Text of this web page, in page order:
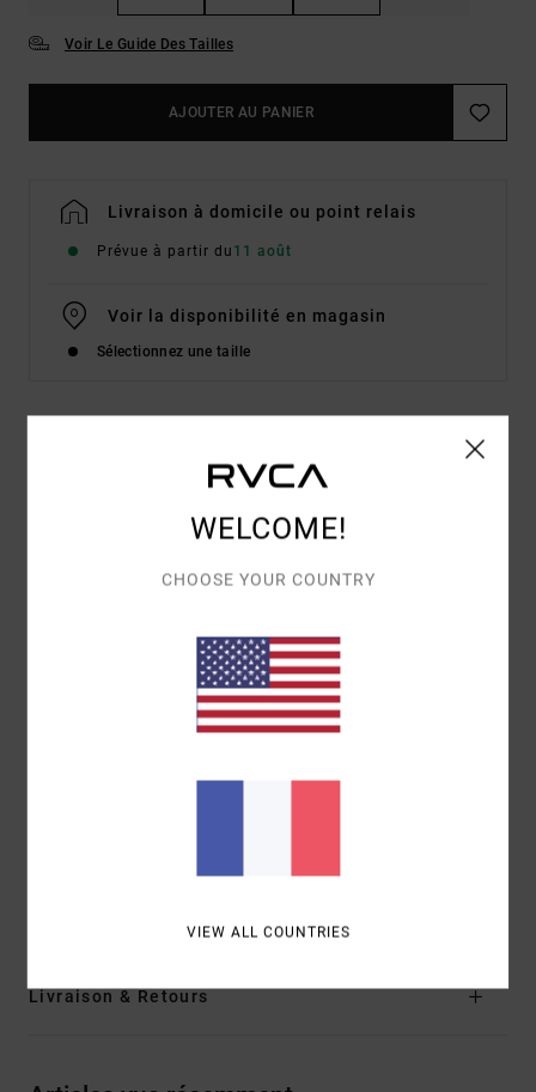
Voir Le Guide Des Tailles
AJOUTER AU PANIER
Livraison à domicile ou point relais
Prévue à partir du 11 août
Voir la disponibilité en magasin
Sélectionnez une taille
Details & caractéristiques
Pantalon évasé Vert Femme
coton, élasthanne côtelé
Coupe près du corps
Insigne métallique RVCA
Livraison & Retours
WELCOME!
CHOOSE YOUR COUNTRY
VIEW ALL COUNTRIES